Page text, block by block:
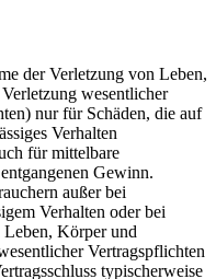
der Verletzung von Leben,
wesentlicher
nur für Schäden, die auf
Verhalten
für mittelbare
Gewinn.
außer bei
Verhalten oder bei
Leben, Körper und
Vertragspflichten
typischerweise